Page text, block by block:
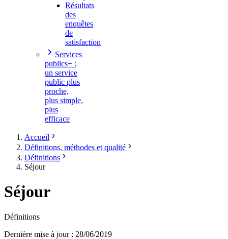
Résultats
des
enquêtes
de
satisfaction
Services
publics+ :
un service
public plus
proche,
plus simple,
plus
efficace
Accueil
Définitions, méthodes et qualité
Définitions
Séjour
Séjour
Définitions
Dernière mise à jour: 28/06/2019